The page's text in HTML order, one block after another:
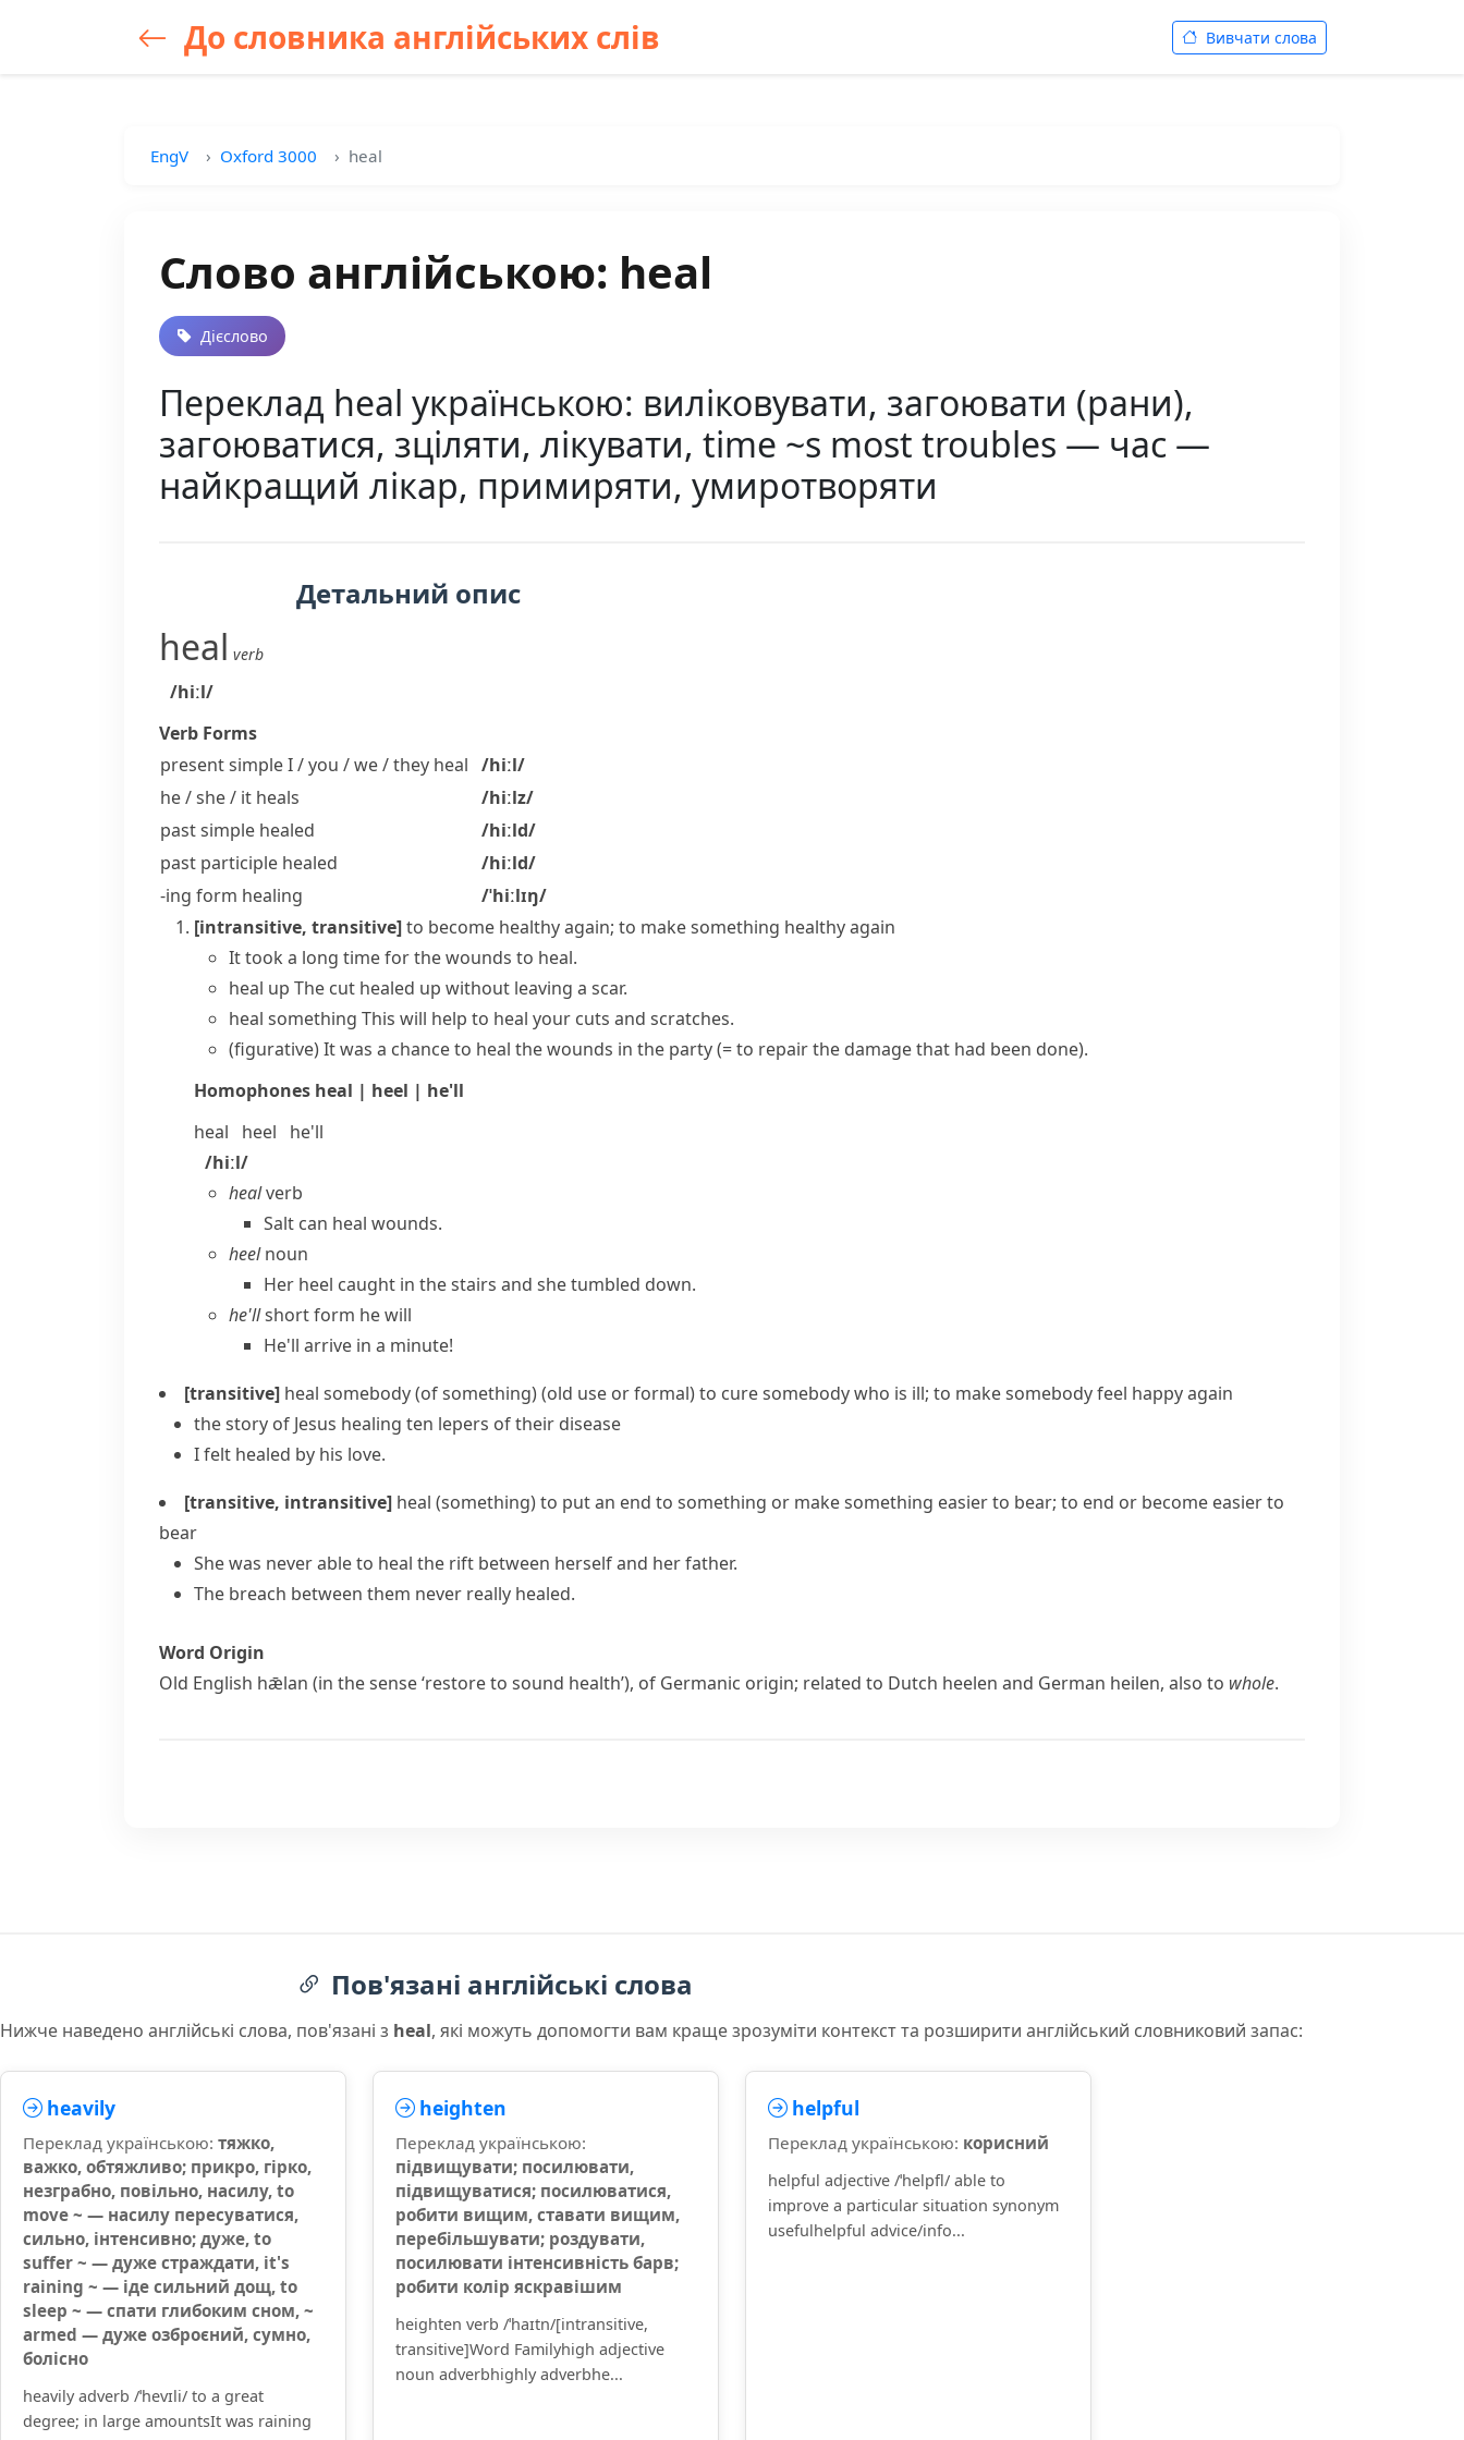
До словника англійських слів Вивчати слова
EngV Oxford 3000 heal
Слово англійською: heal
Дієслово
Переклад heal українською: виліковувати, загоювати (рани),
загоюватися, зціляти, лікувати, time ~s most troubles — час —
найкращий лікар, примиряти, умиротворяти
Детальний опис
heal verb
/hiːl/
Verb Forms
present simple I / you / we / they heal /hiːl/
he / she / it heals
/hiːlz/
past simple healed
/hiːld/
past participle healed
/hiːld/
-ing form healing
/ˈhiːlɪŋ/
[intransitive, transitive]to become healthy again; to make something healthy again
It took a long time for the wounds to heal.
heal up The cut healed up without leaving a scar.
heal something This will help to heal your cuts and scratches.
(figurative)It was a chance to heal the wounds in the party(= to repair the damage that had been done).
Homophones heal | heel | he'll
heal
heel
he'll
/hiːl/
healverb
Salt can heal wounds.
heelnoun
Her heel caught in the stairs and she tumbled down.
he'llshort form he will
He'll arrive in a minute!
[transitive] heal somebody (of something)(old use or formal)to cure somebody who is ill; to make somebody feel happy again
the story of Jesus healing ten lepers of their disease
I felt healed by his love.
[transitive, intransitive] heal (something)to put an end to something or make something easier to bear; to end or become easier to
bear
She was never able to heal the rift between herself and her father.
The breach between them never really healed.
Word Origin
Old English hǣlan (in the sense ‘restore to sound health’), of Germanic origin; related to Dutch heelen and German heilen, also to whole.
Пов'язані англійські слова
Нижче наведено англійські слова, пов'язані з heal, які можуть допомогти вам краще зрозуміти контекст та розширити англійський словниковий запас:
heavily
Переклад українською: тяжко,
важко, обтяжливо; прикро, гірко,
незграбно, повільно, насилу, to
move ~ — насилу пересуватися,
сильно, інтенсивно; дуже, to
suffer ~ — дуже страждати, it's
raining ~ — іде сильний дощ, to
sleep ~ — спати глибоким сном, ~
armed — дуже озброєний, сумно,
болісно
heavily adverb /ˈhevɪli/ to a great
degree; in large amountsIt was raining
heighten
Переклад українською:
підвищувати; посилювати,
підвищуватися; посилюватися,
робити вищим, ставати вищим,
перебільшувати; роздувати,
посилювати інтенсивність барв;
робити колір яскравішим
heighten verb /ˈhaɪtn/[intransitive,
transitive]Word Familyhigh adjective
noun adverbhighly adverbhe...
helpful
Переклад українською: корисний
helpful adjective /ˈhelpfl/ able to
improve a particular situation synonym
usefulhelpful advice/info...